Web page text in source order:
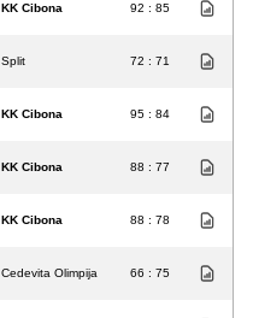
KK Cibona 92 : 85
Split 72 : 71
KK Cibona 95 : 84
KK Cibona 88 : 77
KK Cibona 88 : 78
Cedevita Olimpija 66 : 75